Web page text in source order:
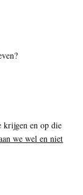
krijgen en op die
we wel en niet